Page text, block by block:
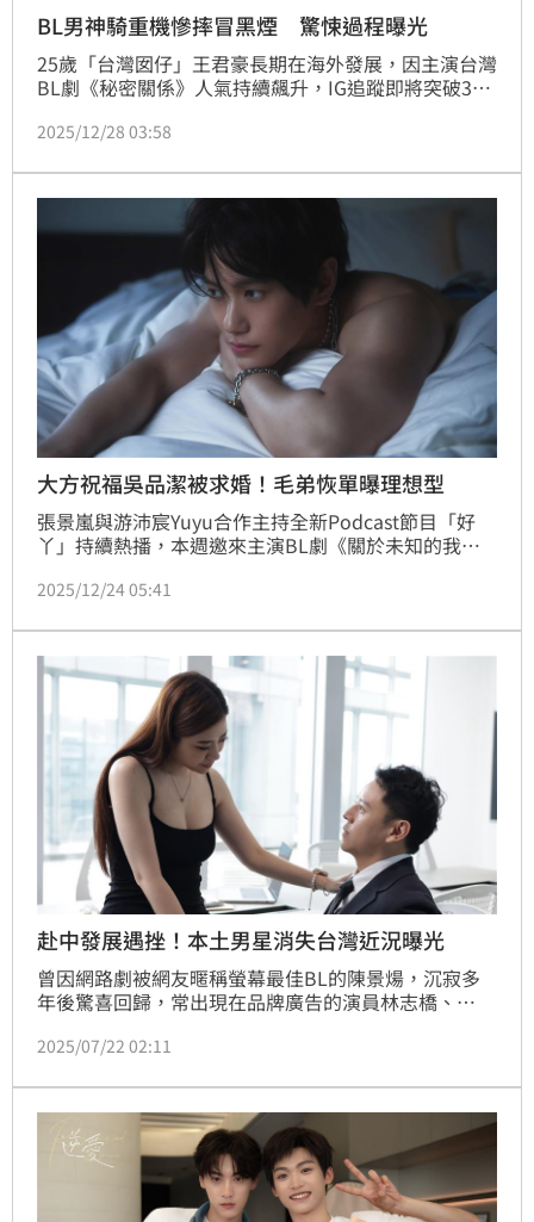
BL男神騎重機慘摔冒黑煙 驚悚過程曝光
25歲「台灣囡仔」王君豪長期在海外發展，因主演台灣
BL劇《秘密關係》人氣持續飆升，IG追蹤即將突破30
加國際重機賽車課程，挑戰自我極限，從零開始接觸機
過程中驚險歷經後煞車冒煙、摔車等，但也在教練的鼓
勵下慢慢進步。
2025/12/28 03:58
大方祝福吳品潔被求婚！毛弟恢單曝理想型
張景嵐與游沛宸Yuyu合作主持全新Podcast節目「好
丫」持續熱播，本週邀來主演BL劇《關於未知的我
對那種「沒有未來」、「自責表現」的掙扎，到如今更
好友翻紅現象這麼形容：「演藝之路真的是高潮迭起！
超級佩服他的心臟！」趙浩雲
2025/12/24 05:41
赴中發展遇挫！本土男星消失台灣近況曝光
曾因網路劇被網友暱稱螢幕最佳BL的陳景煬，沉寂多
年後驚喜回歸，常出現在品牌廣告的演員林志橋、
馬路口、以及小凱蒂聯手拍戲，展開一男周旋多女、充
2025/07/22 02:11